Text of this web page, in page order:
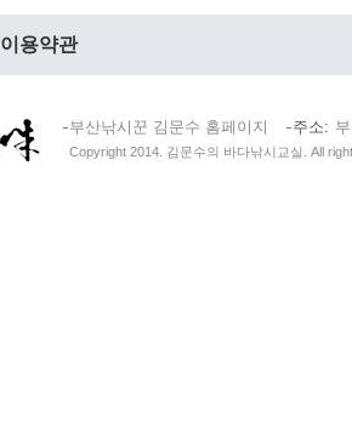
이용약관
부산낚시꾼 김문수 홈페이지 주소
Copyright 2014. 김문수의 바다낚시교실. All